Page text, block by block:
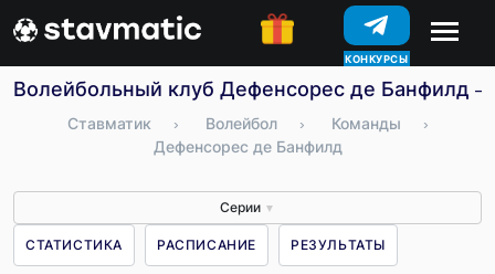
КОНКУРСЫ
Волейбольный клуб Дефенсорес де Банфилд –
Ставматик › Волейбол › Команды
›
Дефенсорес де Банфилд
Серии ▼
СТАТИСТИКА РАСПИСАНИЕ РЕЗУЛЬТАТЫ